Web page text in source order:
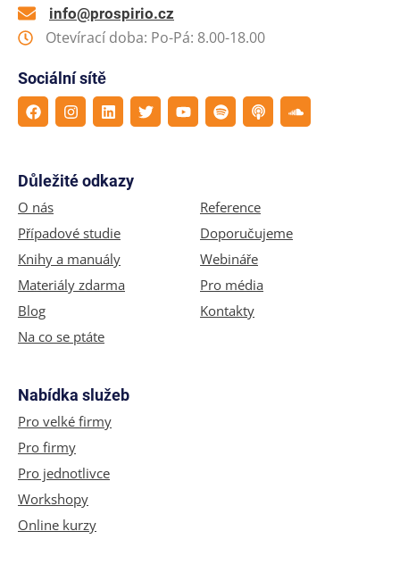
info@prospirio.cz
Otevírací doba: Po-Pá: 8.00-18.00
Sociální sítě
Důležité odkazy
O nás
Případové studie
Knihy a manuály
Materiály zdarma
Blog
Na co se ptáte
Reference
Doporučujeme
Webináře
Pro média
Kontakty
Nabídka služeb
Pro velké firmy
Pro firmy
Pro jednotlivce
Workshopy
Online kurzy